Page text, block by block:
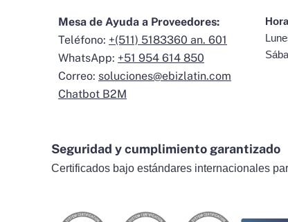
Mesa de Ayuda a Proveedores:
Teléfono: +(511) 5183360 an. 601
WhatsApp: +51 954 614 850
Correo: soluciones@ebizlatin.com
Chatbot B2M
Seguridad y cumplimiento garantizado
Certificados bajo estándares internacionales